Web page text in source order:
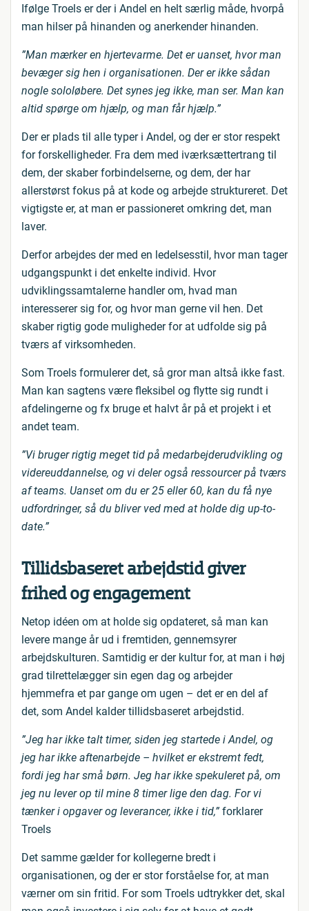
Ifølge Troels er der i Andel en helt særlig måde, hvorpå
man hilser på hinanden og anerkender hinanden.
”Man mærker en hjertevarme. Det er uanset, hvor man
bevæger sig hen i organisationen. Der er ikke sådan
nogle sololøbere. Det synes jeg ikke, man ser. Man kan
altid spørge om hjælp, og man får hjælp.”
Der er plads til alle typer i Andel, og der er stor respekt
for forskelligheder. Fra dem med iværksættertrang til
dem, der skaber forbindelserne, og dem, der har
allerstørst fokus på at kode og arbejde struktureret. Det
vigtigste er, at man er passioneret omkring det, man
laver.
Derfor arbejdes der med en ledelsesstil, hvor man tager
udgangspunkt i det enkelte individ. Hvor
udviklingssamtalerne handler om, hvad man
interesserer sig for, og hvor man gerne vil hen. Det
skaber rigtig gode muligheder for at udfolde sig på
tværs af virksomheden.
Som Troels formulerer det, så gror man altså ikke fast.
Man kan sagtens være fleksibel og flytte sig rundt i
afdelingerne og fx bruge et halvt år på et projekt i et
andet team.
”Vi bruger rigtig meget tid på medarbejderudvikling og
videreuddannelse, og vi deler også ressourcer på tværs
af teams. Uanset om du er 25 eller 60, kan du få nye
udfordringer, så du bliver ved med at holde dig up-to-
date.”
Tillidsbaseret arbejdstid giver
frihed og engagement
Netop idéen om at holde sig opdateret, så man kan
levere mange år ud i fremtiden, gennemsyrer
arbejdskulturen. Samtidig er der kultur for, at man i høj
grad tilrettelægger sin egen dag og arbejder
hjemmefra et par gange om ugen – det er en del af
det, som Andel kalder tillidsbaseret arbejdstid.
”Jeg har ikke talt timer, siden jeg startede i Andel, og
jeg har ikke aftenarbejde – hvilket er ekstremt fedt,
fordi jeg har små børn. Jeg har ikke spekuleret på, om
jeg nu lever op til mine 8 timer lige den dag. For vi
tænker i opgaver og leverancer, ikke i tid,” forklarer
Troels
Det samme gælder for kollegerne bredt i
organisationen, og der er stor forståelse for, at man
værner om sin fritid. For som Troels udtrykker det, skal